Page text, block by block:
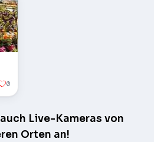
0
Live-Kameras von
Orten an!